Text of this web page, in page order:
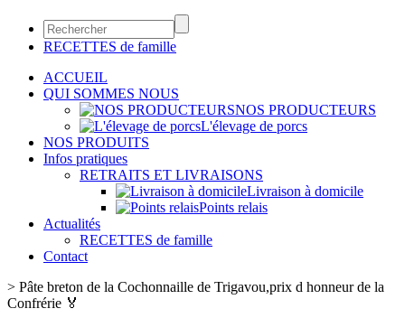
RECETTES de famille
ACCUEIL
QUI SOMMES NOUS
NOS PRODUCTEURS
L'élevage de porcs
NOS PRODUITS
Infos pratiques
RETRAITS ET LIVRAISONS
Livraison à domicile
Points relais
Actualités
RECETTES de famille
Contact
> Pâte breton de la Cochonnaille de Trigavou,prix d honneur de la
Confrérie 🏅